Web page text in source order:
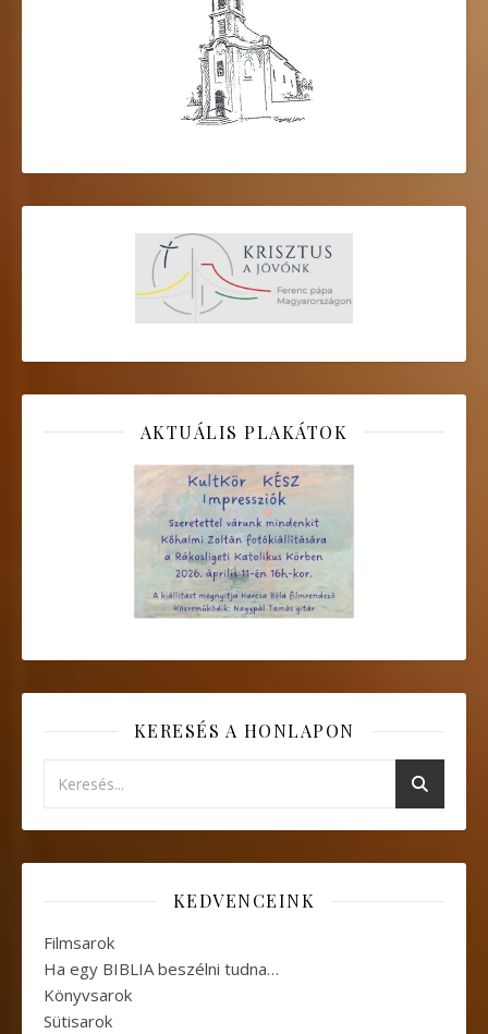
AKTUÁLIS PLAKÁTOK
KERESÉS A HONLAPON
KEDVENCEINK
Filmsarok
Ha egy BIBLIA beszélni tudna…
Könyvsarok
Sütisarok